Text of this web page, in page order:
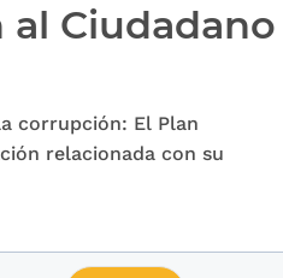
Ciudadano
corrupción: El Plan
relacionada con su